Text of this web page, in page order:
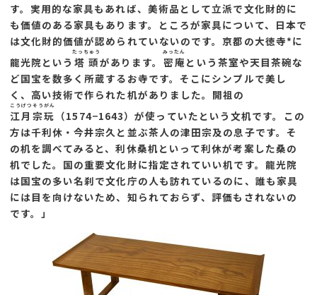
す。実用的な家具もあれば、美術品として立派で文化財的に
も価値のある家具もあります。ところが家具について、日本で
は文化財的価値が認められていないのです。京都の大徳寺*に
龍光院という 塔頭
たっちゅう
があります。 密庵
みったん
という茶室や天目茶碗な
ど国宝を数多く所蔵するお寺です。そこにシンプルで美し
く、高い技術で作られた机がありました。開祖の
江月宗玩
こうげつそうがん
（1574−1643）が使っていたという文机です。この
方は千利休・今井宗久と並ぶ茶人の津田宗及の息子です。そ
の机を調べてみると、利休桑机といって利休が考案した桑の
机でした。国の重要文化財に指定されていい机です。龍光院
は国宝の多い名刹で文化庁の人も訪れているのに、誰も家具
には目を向けないため、知られておらず、評価もされないの
です。」